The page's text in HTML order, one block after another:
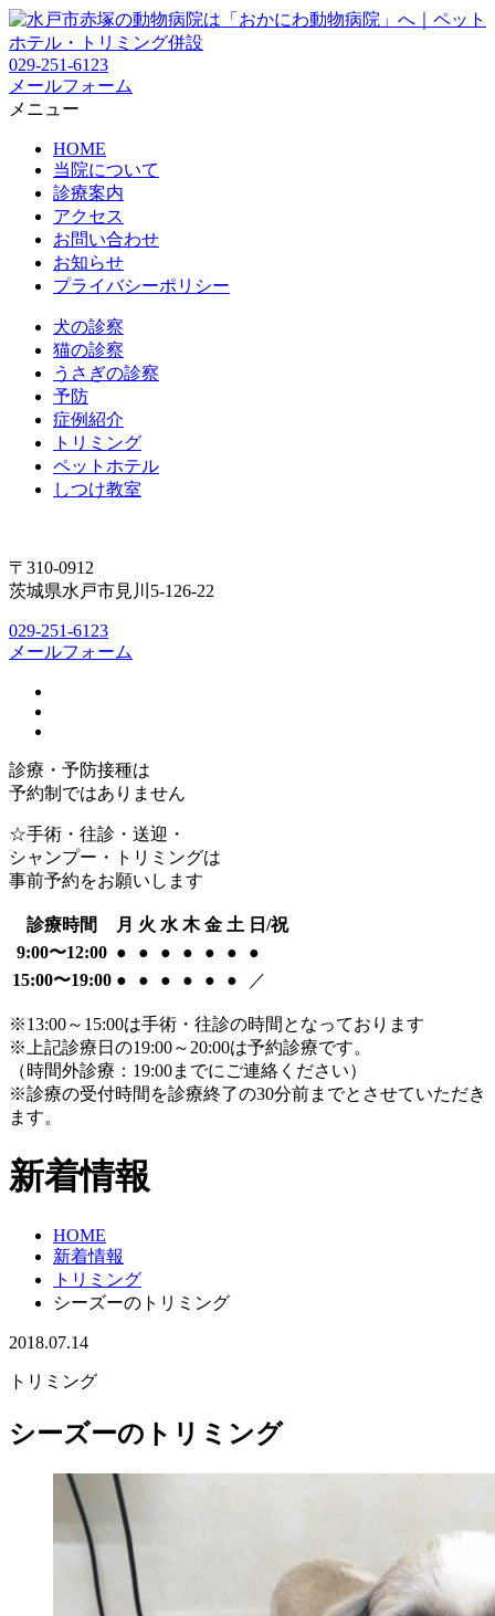
029-251-6123
メールフォーム
メニュー
HOME
当院について
診療案内
アクセス
お問い合わせ
お知らせ
プライバシーポリシー
犬の診察
猫の診察
うさぎの診察
予防
症例紹介
トリミング
ペットホテル
しつけ教室
〒310-0912
茨城県水戸市見川5-126-22
029-251-6123
メールフォーム
診療・予防接種は
予約制ではありません
☆手術・往診・送迎・
シャンプー・トリミングは
事前予約をお願いします
診療時間 月 火 水 木 金 土 日/祝
9:00〜12:00 ● ● ● ● ● ●
●
15:00〜19:00 ● ● ● ● ● ● ／
※13:00～15:00は手術・往診の時間となっております
※上記診療日の19:00～20:00は予約診療です。
（時間外診療：19:00までにご連絡ください）
※診療の受付時間を診療終了の30分前までとさせていただき
ます。
新着情報
HOME
新着情報
トリミング
シーズーのトリミング
2018.07.14
トリミング
シーズーのトリミング